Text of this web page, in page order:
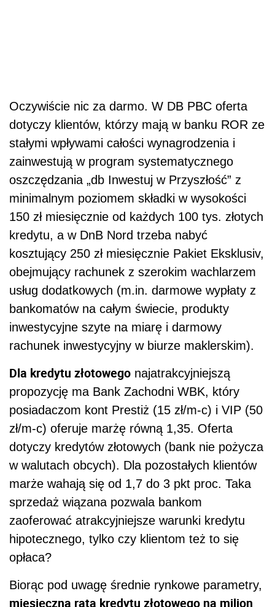
Oczywiście nic za darmo. W DB PBC oferta
dotyczy klientów, którzy mają w banku ROR ze
stałymi wpływami całości wynagrodzenia i
zainwestują w program systematycznego
oszczędzania „db Inwestuj w Przyszłość” z
minimalnym poziomem składki w wysokości
150 zł miesięcznie od każdych 100 tys. złotych
kredytu, a w DnB Nord trzeba nabyć
kosztujący 250 zł miesięcznie Pakiet Eksklusiv,
obejmujący rachunek z szerokim wachlarzem
usług dodatkowych (m.in. darmowe wypłaty z
bankomatów na całym świecie, produkty
inwestycyjne szyte na miarę i darmowy
rachunek inwestycyjny w biurze maklerskim).
Dla kredytu złotowego najatrakcyjniejszą
propozycję ma Bank Zachodni WBK, który
posiadaczom kont Prestiż (15 zł/m-c) i VIP (50
zł/m-c) oferuje marżę równą 1,35. Oferta
dotyczy kredytów złotowych (bank nie pożycza
w walutach obcych). Dla pozostałych klientów
marże wahają się od 1,7 do 3 pkt proc. Taka
sprzedaż wiązana pozwala bankom
zaoferować atrakcyjniejsze warunki kredytu
hipotecznego, tylko czy klientom też to się
opłaca?
Biorąc pod uwagę średnie rynkowe parametry,
miesięczna rata kredytu złotowego na milion